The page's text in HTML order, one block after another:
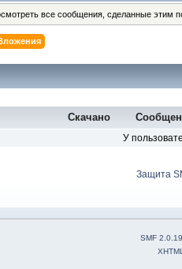
все сообщения, сделанные этим
Скачано
У
Защита
SMF 2.0.19